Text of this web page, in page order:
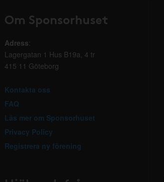
Om Sponsorhuset
Adress:
Lagergatan 1 Hus B19a, 4 tr
415 11 Göteborg
Kontakta oss
FAQ
Läs mer om Sponsorhuset
Privacy Policy
Registrera ny förening